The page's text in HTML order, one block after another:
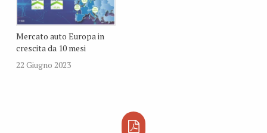
Mercato auto Europa in
crescita da 10 mesi
22 Giugno 2023